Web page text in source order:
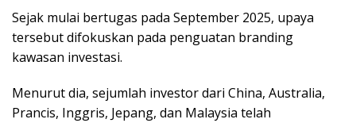
Sejak mulai bertugas pada September 2025, upaya
tersebut difokuskan pada penguatan branding
kawasan investasi.
Menurut dia, sejumlah investor dari China, Australia,
Prancis, Inggris, Jepang, dan Malaysia telah